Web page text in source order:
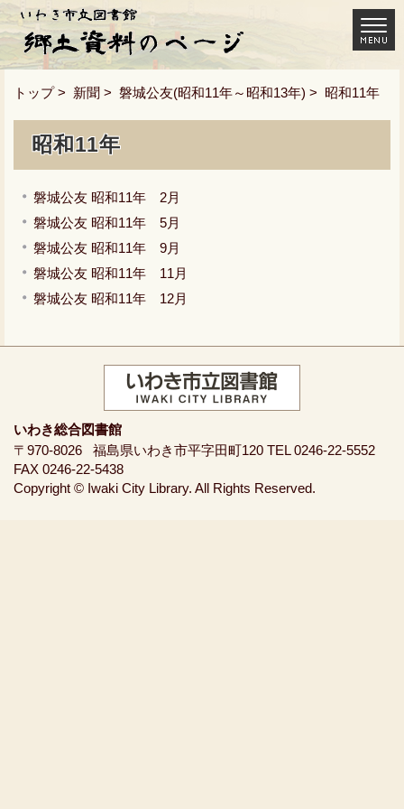
トップ> 新聞 > 磐城公友(昭和11年～昭和13年) > 昭和11年
昭和11年
磐城公友 昭和11年 2月
磐城公友 昭和11年 5月
磐城公友 昭和11年 9月
磐城公友 昭和11年 11月
磐城公友 昭和11年 12月
いわき総合図書館
〒970-8026
福島県いわき市平字田町120 TEL 0246-22-5552
FAX 0246-22-5438
Copyright © Iwaki City Library. All Rights Reserved.